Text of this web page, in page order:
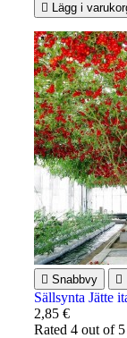
 Lägg i
 Snabbvy 
Sällsynta Jätte
2,85 €
Rated4 out of